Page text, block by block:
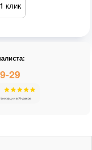
клик
29